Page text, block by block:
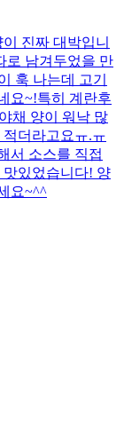
진짜 대박입니
로 남겨두었을 만
훅 나는데 고기
요~!특히 계란후
채 양이 워낙 많
더라고요ㅠ.ㅠ
서 소스를 직접
있었습니다! 양
요~^^